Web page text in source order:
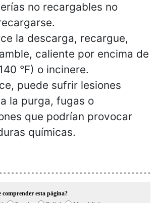
no recargables no
la descarga, recargue,
caliente por encima de
°F) o incinere.
puede sufrir lesiones
la purga, fugas o
que podrían provocar
químicas.